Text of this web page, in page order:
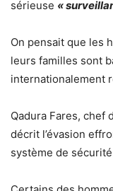
sérieuse «
On pensait que les
leurs familles sont
internationalement
Qadura Fares, chef
décrit l’évasion
système de